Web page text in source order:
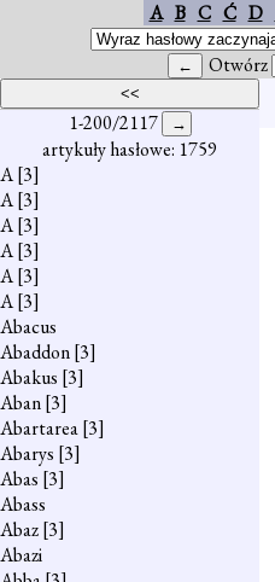
A B C Ć D
Otwórz
1-200/2117
artykuły hasłowe: 1759
A[3]
A[3]
A[3]
A[3]
A[3]
A[3]
Abacus
Abaddon[3]
Abakus [3]
Aban[3]
Abartarea[3]
Abarys [3]
Abas [3]
Abass
Abaz[3]
Abazi